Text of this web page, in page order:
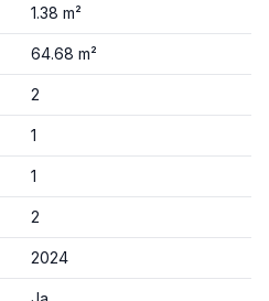
1.38 m²
64.68 m²
2
1
1
2
2024